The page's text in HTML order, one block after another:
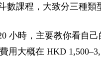
數課程，大致分三種類
小時，主要教你看自
用大概在 HKD